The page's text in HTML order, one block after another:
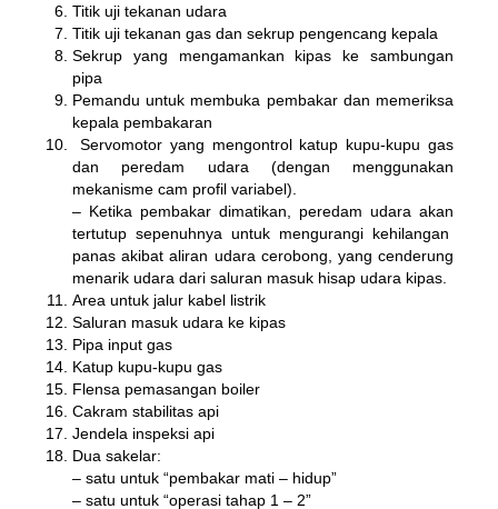
Titik uji tekanan udara
Titik uji tekanan gas dan sekrup pengencang kepala
Sekrup yang mengamankan kipas ke sambungan
pipa
Pemandu untuk membuka pembakar dan memeriksa
kepala pembakaran
Servomotor yang mengontrol katup kupu-kupu gas
dan peredam udara (dengan menggunakan
mekanisme cam profil variabel).
– Ketika pembakar dimatikan, peredam udara akan
tertutup sepenuhnya untuk mengurangi kehilangan
panas akibat aliran udara cerobong, yang cenderung
menarik udara dari saluran masuk hisap udara kipas.
Area untuk jalur kabel listrik
Saluran masuk udara ke kipas
Pipa input gas
Katup kupu-kupu gas
Flensa pemasangan boiler
Cakram stabilitas api
Jendela inspeksi api
Dua sakelar:
– satu untuk “pembakar mati – hidup”
– satu untuk “operasi tahap 1 – 2”